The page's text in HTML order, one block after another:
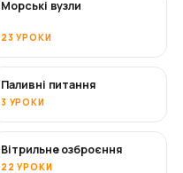
Морські вузли
23 УРОКИ
Паливні питання
3 УРОКИ
Вітрильне озброєння
22 УРОКИ